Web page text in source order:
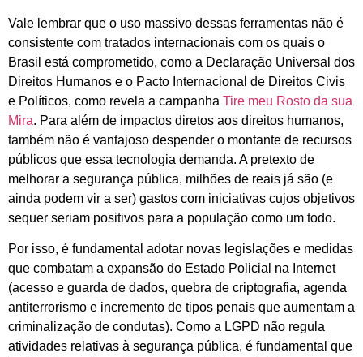
Vale lembrar que o uso massivo dessas ferramentas não é
consistente com tratados internacionais com os quais o
Brasil está comprometido, como a Declaração Universal dos
Direitos Humanos e o Pacto Internacional de Direitos Civis
e Políticos, como revela a campanha Tire meu Rosto da sua
Mira. Para além de impactos diretos aos direitos humanos,
também não é vantajoso despender o montante de recursos
públicos que essa tecnologia demanda. A pretexto de
melhorar a segurança pública, milhões de reais já são (e
ainda podem vir a ser) gastos com iniciativas cujos objetivos
sequer seriam positivos para a população como um todo.
Por isso, é fundamental adotar novas legislações e medidas
que combatam a expansão do Estado Policial na Internet
(acesso e guarda de dados, quebra de criptografia, agenda
antiterrorismo e incremento de tipos penais que aumentam a
criminalização de condutas). Como a LGPD não regula
atividades relativas à segurança pública, é fundamental que